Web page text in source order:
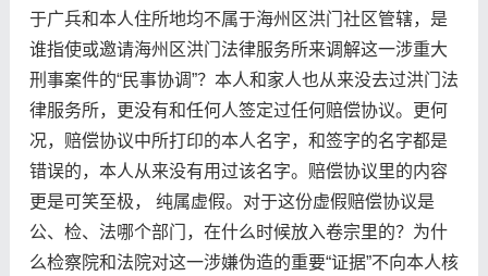
于广兵和本人住所地均不属于海州区洪门社区管辖，是
谁指使或邀请海州区洪门法律服务所来调解这一涉重大
刑事案件的“民事协调”？本人和家人也从来没去过洪门法
律服务所，更没有和任何人签定过任何赔偿协议。更何
况，赔偿协议中所打印的本人名字，和签字的名字都是
错误的，本人从来没有用过该名字。赔偿协议里的内容
更是可笑至极， 纯属虚假。对于这份虚假赔偿协议是
公、检、法哪个部门，在什么时候放入卷宗里的？为什
么检察院和法院对这一涉嫌伪造的重要“证据”不向本人核